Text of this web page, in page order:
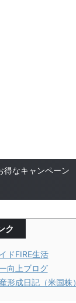
得なキャンペーン
ク
ドFIRE生活
向上ブログ
形成日記（米国株）